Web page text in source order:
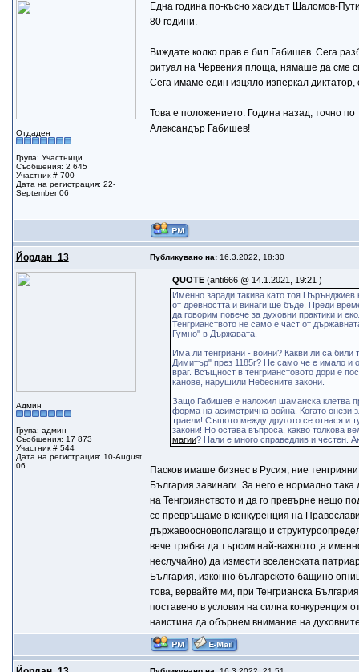
Отдаден
Група: Участници
Съобщения: 2 645
Участник # 700
Дата на регистрация: 22-
September 06
Една година по-късно хасидът Шаломов-
80 години.
Виждате колко прав е бил Габишев. Сега
ритуал на Червения площа, нямаше да сме
Сега имаме един изцяло изперкал
Това е положението. Година назад, точно по
Александър Габишев!
Йордан_13 Публикувано на:16.3.2022, 18:30
Админ
Група: админ
Съобщения: 17 873
Участник # 544
Дата на регистрация: 10-August
06
QUOTE(anti666 @ 14.1.2021, 19:21 )
Именно заради такива като тоя Църънджиев
от древността и винаги ще бъде. Преди
да говорим повече за духовни практики и
Тенгрианството не само е част от
Гумно" в Държавата.
Има ли тенгриани - воини? Какви ли са били
Димитър" през 1185г? Не само че е имало и
враг. Всъщност в тенгрианстовото дори е
канове, нарушили Небесните закони.
Защо Габишев е наложил шаманска клетва
форма на асиметрична война. Когато онези
траели! Същото между другото се отнася и
закони! Но остава въпроса, какво толкова
магии? Нали е много справедлив и честен.
Пасков имаше бизнес в Русия, ние
България завинаги. За него е нормално
на Тенгриянството и да го превърне нещо
се превръщаме в конкуренция на
държавоосновополагащо и
вече трябва да търсим най-важното ,а
неслучайно) да измести вселенската
България, изконно българското бащино
това, вервайте ми, при Тенгрианска
поставено в условия на силна конкуренция
наистина да обърнем внимание на